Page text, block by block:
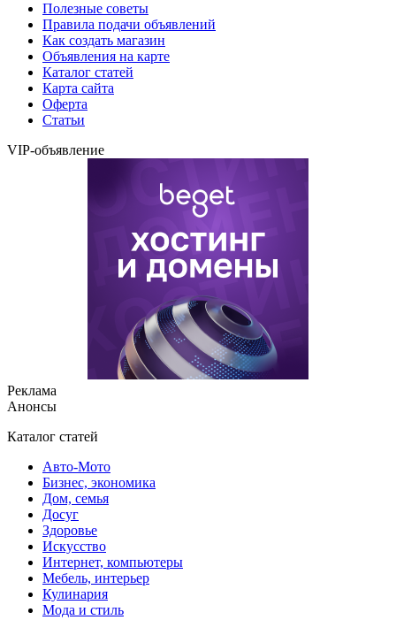
Полезные советы
Правила подачи объявлений
Как создать магазин
Объявления на карте
Каталог статей
Карта сайта
Оферта
Статьи
VIP-объявление
Реклама
Анонсы
Каталог статей
Авто-Мото
Бизнес, экономика
Дом, семья
Досуг
Здоровье
Искусство
Интернет, компьютеры
Мебель, интерьер
Кулинария
Мода и стиль